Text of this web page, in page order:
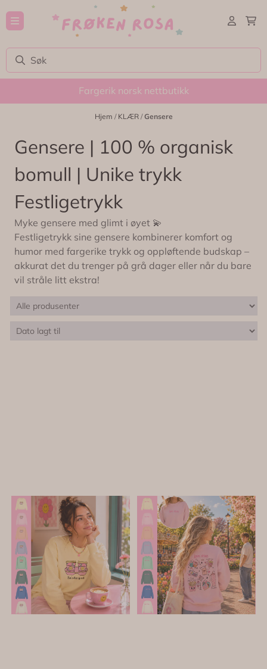
Hopp til innhold
Fargerik norsk nettbutikk
Hjem / KLÆR /Gensere
Gensere | 100 % organisk
bomull | Unike trykk 
Festligetrykk
Myke gensere med glimt i øyet 💫
Festligetrykk sine gensere kombinerer komfort og
humor med fargerike trykk og oppløftende budskap –
akkurat det du trenger på grå dager eller når du bare
vil stråle litt ekstra!